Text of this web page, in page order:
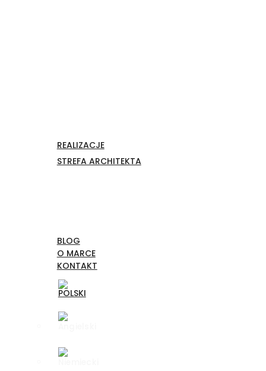
REALIZACJE
STREFA ARCHITEKTA
BLOG
O MARCE
KONTAKT